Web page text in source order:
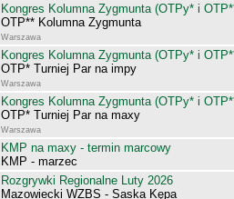
Kongres Kolumna Zygmunta (OTPy* i
OTP** Kolumna Zygmunta
Warszawa
Kongres Kolumna Zygmunta (OTPy* i
OTP* Turniej Par na impy
Warszawa
Kongres Kolumna Zygmunta (OTPy* i
OTP* Turniej Par na maxy
Warszawa
KMP na maxy - termin marcowy
KMP - marzec
Rozgrywki Regionalne Luty 2026
Mazowiecki WZBS - Saska Kępa